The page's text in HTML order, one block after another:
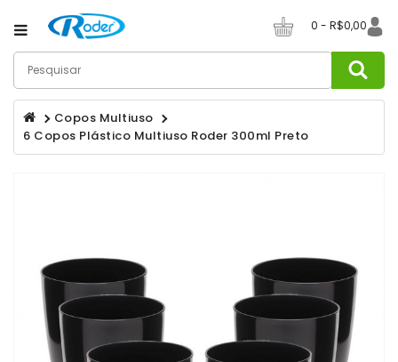
0 - R$0,00
Category
De
Café
Canecos
Copos
Copos
Long
Copos Multiuso
6 Copos Plástico Multiuso Roder 300ml Preto